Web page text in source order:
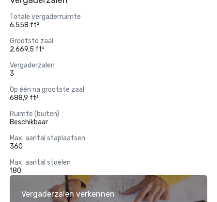
Totale vergaderruimte
6.558 ft²
Grootste zaal
2.669,5 ft²
Vergaderzalen
3
Op één na grootste zaal
688,9 ft²
Ruimte (buiten)
Beschikbaar
Max. aantal staplaatsen
360
Max. aantal stoelen
180
Vergaderzalen verkennen